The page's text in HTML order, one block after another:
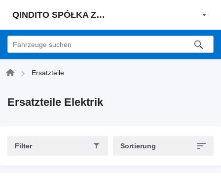
QINDITO SPÓŁKA Z OGRANICZONĄ ODPOWIEDZIALNOŚCIĄ
Ersatzteile
Ersatzteile Elektrik
Filter Sortierung